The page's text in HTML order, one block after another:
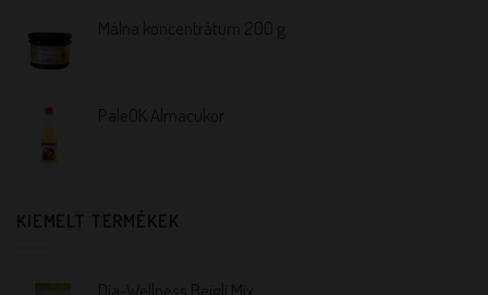
Málna koncentrátum 200 g
PaleOK Almacukor
KIEMELT TERMÉKEK